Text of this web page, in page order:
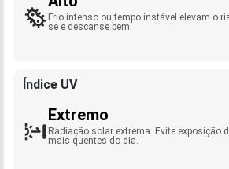
Frio intenso ou tempo instável elevam o
se e descanse bem.
Índice UV
Extremo
Radiação solar extrema. Evite exposição
mais quentes do dia.